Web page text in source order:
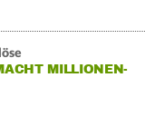
MILLIONEN-